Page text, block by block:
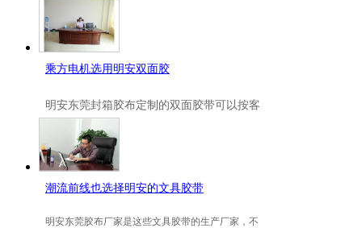
乘方电机选用明安双面胶
明安东莞封箱胶布定制 的双面胶带可以按客
是可以定做的，不仅如此，规格也是可以定
做的。
潮流前线也选择明安的文具胶带
明安东莞胶布厂家是这些文具胶带的生产厂家，不